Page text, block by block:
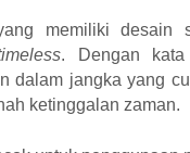
memiliki desain
. Dengan
dalam jangka yang
ketinggalan zaman.